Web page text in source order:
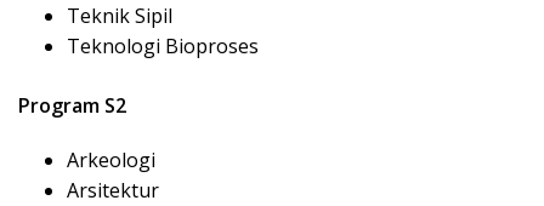
Teknik Sipil
Teknologi Bioproses
Program S2
Arkeologi
Arsitektur